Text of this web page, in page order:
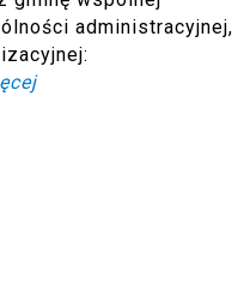
administracyjnej,